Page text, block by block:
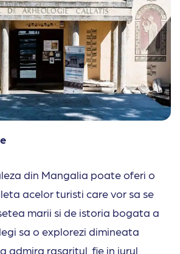
din Mangalia poate oferi o
acelor turisti care vor sa se
marii si de istoria bogata a
sa o explorezi dimineata
admira rasaritul, fie in jurul